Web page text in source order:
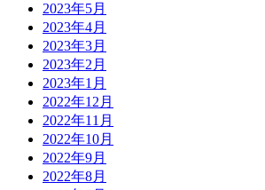
2023年5月
2023年4月
2023年3月
2023年2月
2023年1月
2022年12月
2022年11月
2022年10月
2022年9月
2022年8月